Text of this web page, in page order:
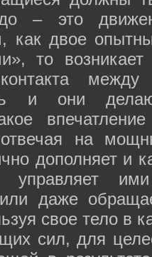
– это
как двое
то возникает
и они
на
дополняет и
управляет
или даже
свое тело в
сил, для